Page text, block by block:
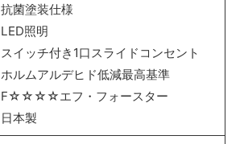
抗菌塗装仕様
LED照明
スイッチ付き1口スライドコンセント
ホルムアルデヒド低減最高基準
F☆☆☆☆エフ・フォースター
日本製